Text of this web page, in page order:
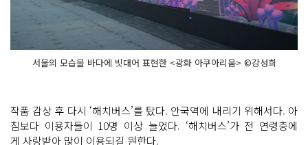
서울의 모습을 바다에 빗대어 표현한 <광화 아쿠아리움> ©강성희
작품 감상 후 다시 ‘해치버스’를 탔다. 안국역에 내리기 위해서다. 아
침보다 이용자들이 10명 이상 늘었다. ‘해치버스’가 전 연령층에
게 사랑받아 많이 이용되길 원한다.